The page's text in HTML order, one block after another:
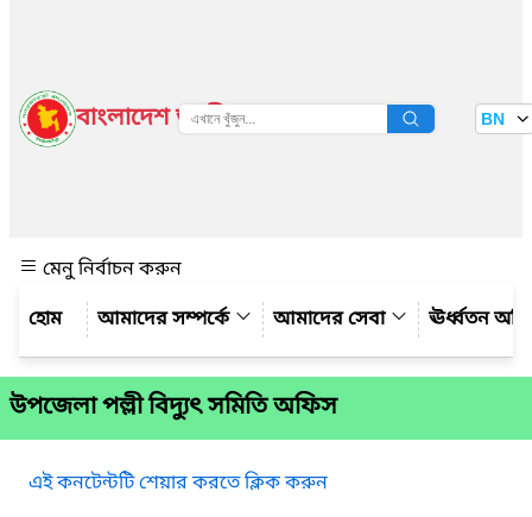
বাংলাদেশ জাতীয় তথ্য বাতায়ন BN
মেনু নির্বাচন করুন
আমাদের সম্পর্কে
আমাদের সেবা ঊর্ধ্বতন
উপজেলা পল্লী বিদ্যুৎ সমিতি অফিস
এই কনটেন্টটি শেয়ার করতে ক্লিক করুন